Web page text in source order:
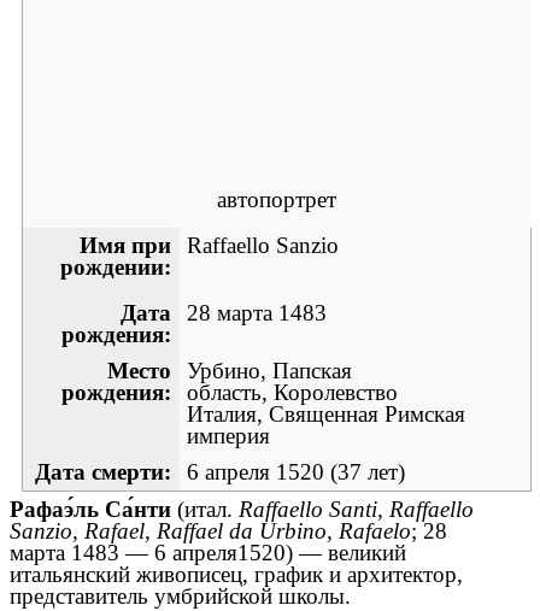
автопортрет
Имя при
рождении:
Raffaello Sanzio
Дата
рождения:
28 марта 1483
Место
рождения:
Урбино, Папская
область, Королевство
Италия, Священная Римская
империя
Дата смерти:
6 апреля 1520 (37 лет)
Рафаэ́ль Са́нти (итал. Raffaello Santi, Raffaello
Sanzio, Rafael, Raffael da Urbino, Rafaelo; 28
марта 1483 —6 апреля1520) — великий
итальянский живописец, график и архитектор,
представитель умбрийской школы.